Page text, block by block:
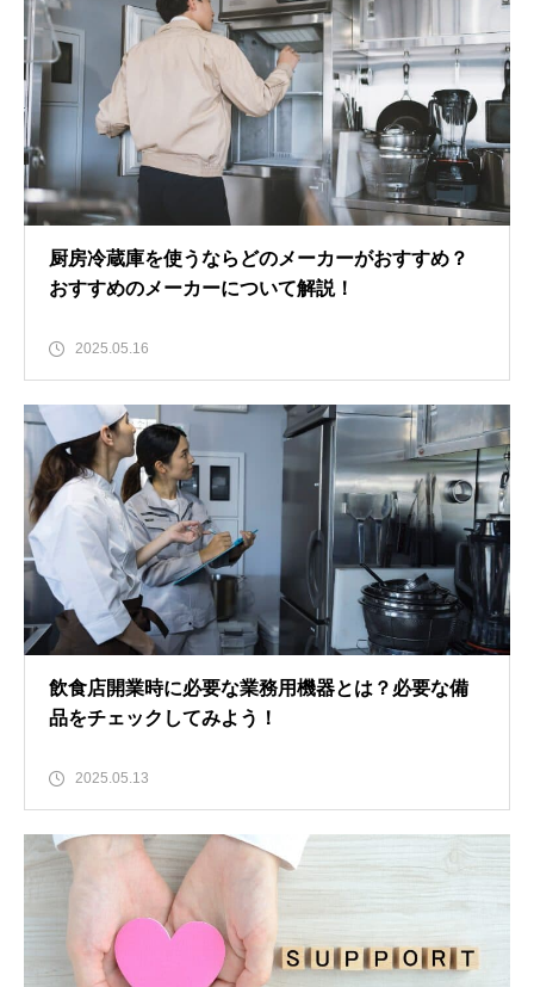
厨房冷蔵庫を使うならどのメーカーがおすすめ？
おすすめのメーカーについて解説！
2025.05.16
飲食店開業時に必要な業務用機器とは？必要な備
品をチェックしてみよう！
2025.05.13